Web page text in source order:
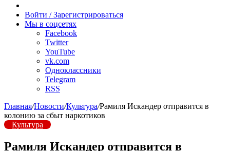
радио
Войти / Зарегистрироваться
Мы в соцсетях
Facebook
Twitter
YouTube
vk.com
Одноклассники
Telegram
RSS
Главная/Новости/Культура/Рамиля Искандер отправится в
колонию за сбыт наркотиков
Культура
Рамиля Искандер отправится в